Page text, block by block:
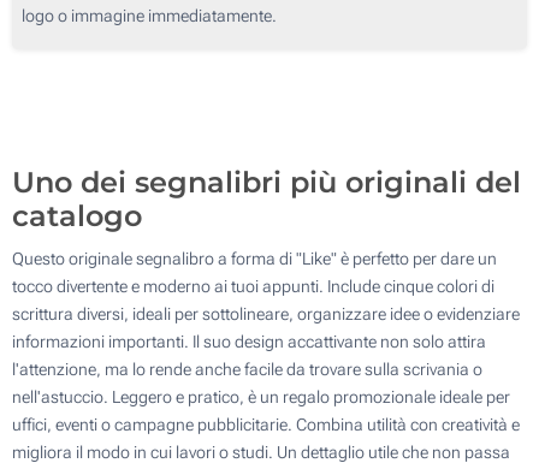
Stampa Digitale (Su un lato)
250
logo o immagine immediatamente.
Uno dei segnalibri più originali del
catalogo
Questo originale segnalibro a forma di "Like" è perfetto per dare un
tocco divertente e moderno ai tuoi appunti. Include cinque colori di
scrittura diversi, ideali per sottolineare, organizzare idee o evidenziare
informazioni importanti. Il suo design accattivante non solo attira
l'attenzione, ma lo rende anche facile da trovare sulla scrivania o
nell'astuccio. Leggero e pratico, è un regalo promozionale ideale per
uffici, eventi o campagne pubblicitarie. Combina utilità con creatività e
migliora il modo in cui lavori o studi. Un dettaglio utile che non passa